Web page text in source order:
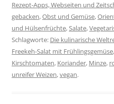
Rezept-Apps, Webseiten und
gebacken,Obst und Gemüse,
und Hülsenfrüchte,Salate,
Schlagworte: Die kulinarische
Freekeh-Salat mit Frühlingsgemüse,
Kirschtomaten, Koriander, Minze,
unreifer Weizen,vegan.